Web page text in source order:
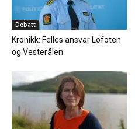
Debatt
Kronikk: Felles ansvar Lofoten
og Vesterålen